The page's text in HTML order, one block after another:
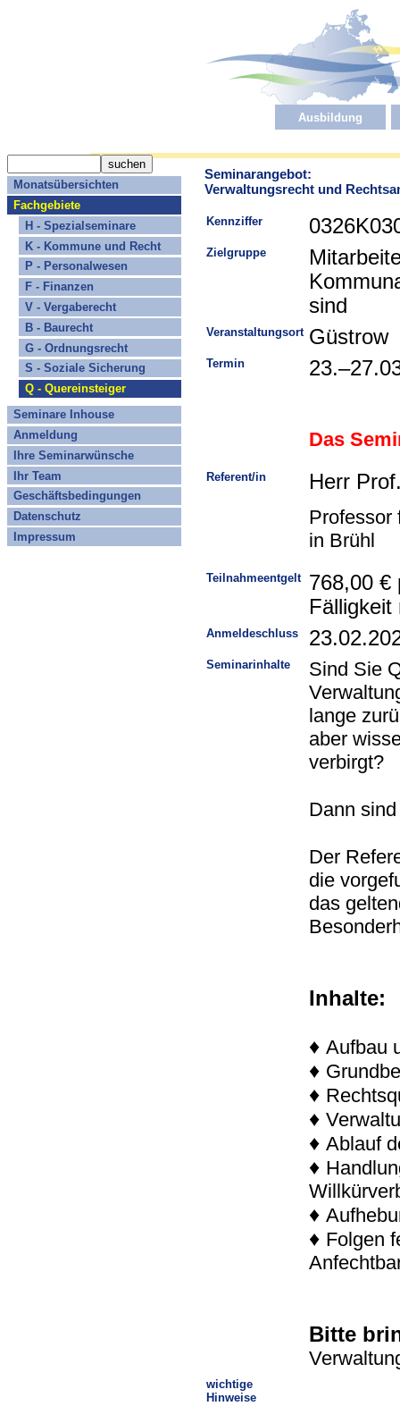
Ausbildung
Monatsübersichten
Fachgebiete
H - Spezialseminare
K - Kommune und Recht
P - Personalwesen
F - Finanzen
V - Vergaberecht
B - Baurecht
G - Ordnungsrecht
S - Soziale Sicherung
Q - Quereinsteiger
Seminare Inhouse
Anmeldung
Ihre Seminarwünsche
Ihr Team
Geschäftsbedingungen
Datenschutz
Impressum
Seminarangebot:
Verwaltungsrecht und
Kennziffer
Zielgruppe
sind
Veranstaltungsort Güstrow
Termin
Das
Referent/in Herr
Professor
in Brühl
Teilnahmeentgelt
768,00 €
Fälligkeit
Anmeldeschluss
Seminarinhalte
Sind Sie
lange
aber
verbirgt?
Dann
Der
die
das
Inhalte:
♦ Aufbau
♦
♦
♦
♦ Ablauf
♦
♦
♦ Folgen
Bitte
wichtige
Hinweise